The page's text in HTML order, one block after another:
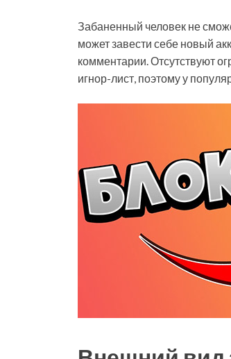
Забаненный человек не
может завести себе новый
комментарии. Отсутствуют
игнор-лист, поэтому у